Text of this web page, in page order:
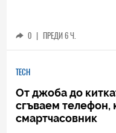
0 | ПРЕДИ 6 Ч.
TECH
От джоба до
сгъваем телефон,
смартчасовник